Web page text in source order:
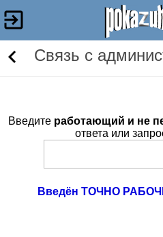
Связь c
Введите работающий и не
ответа или
Введён ТОЧНО